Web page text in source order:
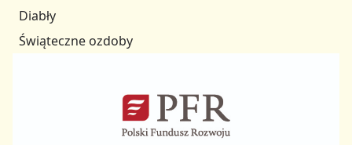
Diabły
Świąteczne ozdoby